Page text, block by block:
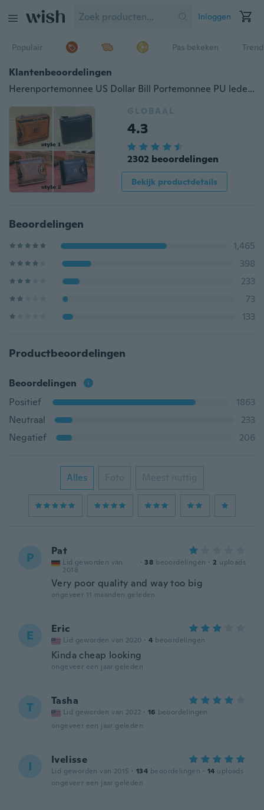
Inloggen
Populair Pas bekeken
Klantenbeoordelingen
Herenportemonnee US Dollar Bill Portemonnee PU lederen dollar portemonnee Rits Geldportemonnee voor heren
GLOBAAL
4.3
2302 beoordelingen
Bekijk productdetails
Beoordelingen
1,465
398
233
73
133
Productbeoordelingen
Beoordelingen
Positief
1863
Neutraal
233
Negatief
206
Alles Foto Meest nuttig
P Pat
Lid geworden van
2018
· 38 beoordelingen · 2 uploads
Very poor quality and way too big
ongeveer 11 maanden geleden
E Eric
Lid geworden van 2020 · 4 beoordelingen
Kinda cheap looking
ongeveer een jaar geleden
T Tasha
Lid geworden van 2022 · 16 beoordelingen
ongeveer een jaar geleden
I Ivelisse
Lid geworden van 2015 · 134 beoordelingen · 14 uploads
ongeveer een jaar geleden